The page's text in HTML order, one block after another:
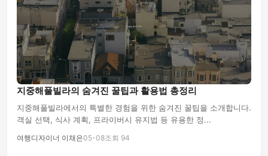
지중해풀빌라의 숨겨진 꿀팁과 활용법 총정리
지중해풀빌라에서의 특별한 경험을 위한 숨겨진 꿀팁을 소개합니다.
객실 선택, 식사 계획, 프라이버시 유지법 등 유용한 정...
여행디자이너 이채은05-08조회 94